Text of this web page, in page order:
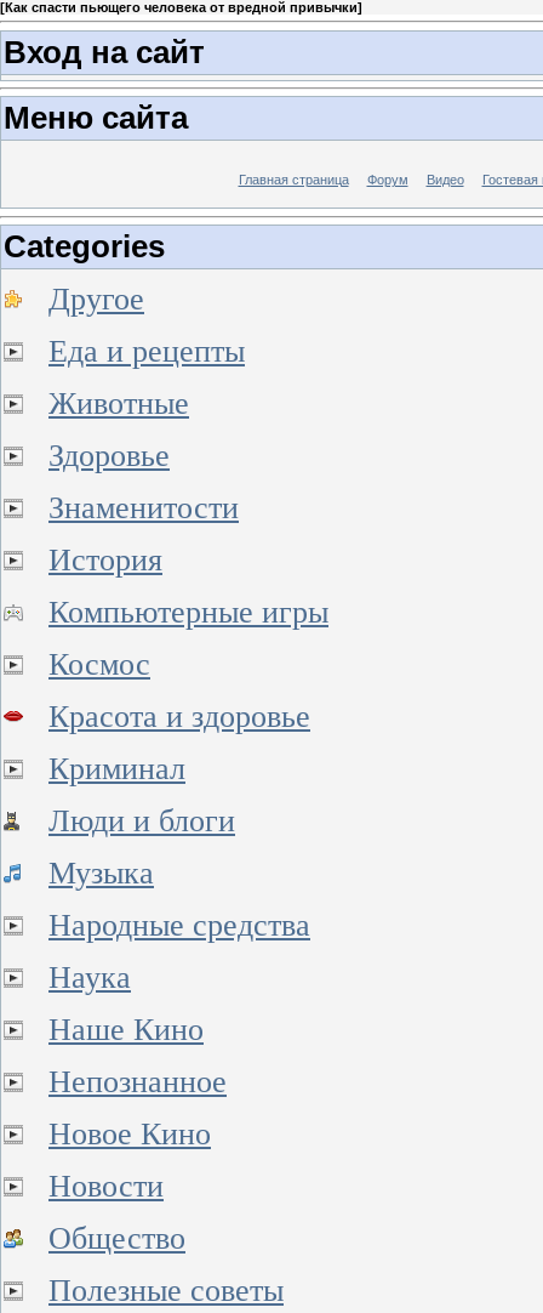
[Как спасти пьющего человека от вредной привычки]
Вход на сайт
Меню сайта
Главная страница Форум Видео Гостевая
Categories
Другое
Еда и рецепты
Животные
Здоровье
Знаменитости
История
Компьютерные игры
Космос
Красота и здоровье
Криминал
Люди и блоги
Музыка
Народные средства
Наука
Наше Кино
Непознанное
Новое Кино
Новости
Общество
Полезные советы